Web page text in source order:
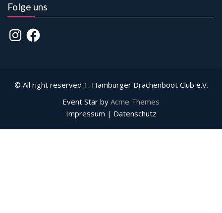
Folge uns
InstagramFacebook
© All right reserved 1. Hamburger Drachenboot Club e.V.
Event Star by Acme Themes
Impressum | Datenschutz